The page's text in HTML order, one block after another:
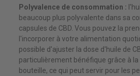
Polyvalence de consommation :
beaucoup plus polyvalente dans sa
capsules de CBD. Vous pouvez la
l'incorporer à votre alimentation
possible d'ajuster la dose d'huile de
particulièrement bénéfique grâce à la
bouteille, ce qui peut servir pour les